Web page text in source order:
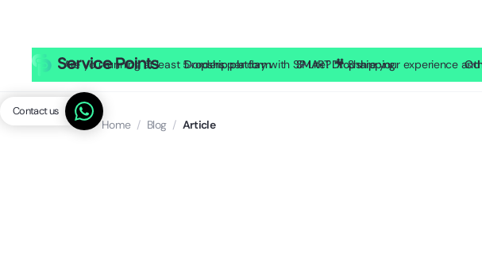
Are you running at least 5 orders per day with SP Lite? 🎥 Share your experience
Dropship platform SMART Dropshipping SP Lite
Contact us
Home / Blog / Article